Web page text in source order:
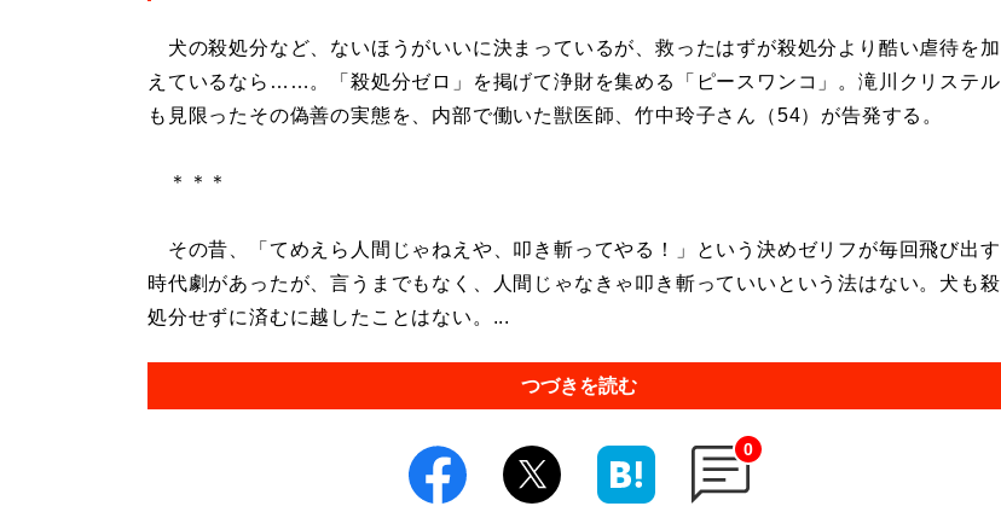
犬の殺処分など、ないほうがいいに決まっているが、救ったはずが殺処分より酷い虐待を加
えているなら……。「殺処分ゼロ」を掲げて浄財を集める「ピースワンコ」。滝川クリステル
も見限ったその偽善の実態を、内部で働いた獣医師、竹中玲子さん（54）が告発する。
＊＊＊
その昔、「てめえら人間じゃねえや、叩き斬ってやる！」という決めゼリフが毎回飛び出す
時代劇があったが、言うまでもなく、人間じゃなきゃ叩き斬っていいという法はない。犬も殺
処分せずに済むに越したことはない。...
つづきを読む
0